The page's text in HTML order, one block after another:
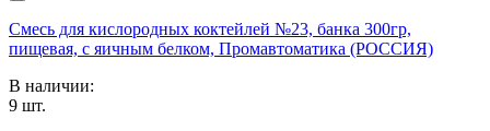
Смесь для кислородных коктейлей №23, банка 300гр,
пищевая, с яичным белком, Промавтоматика (РОССИЯ)
В наличии:
9 шт.